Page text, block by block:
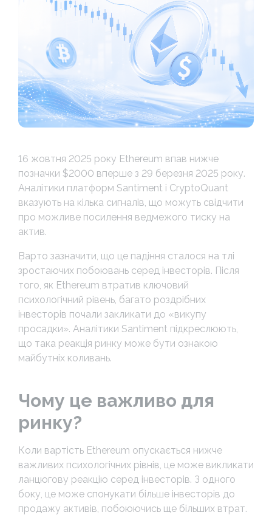
16 жовтня 2025 року Ethereum впав нижче
позначки $2000 вперше з 29 березня 2025 року.
Аналітики платформ Santiment і CryptoQuant
вказують на кілька сигналів, що можуть свідчити
про можливе посилення ведмежого тиску на
актив.
Варто зазначити, що це падіння сталося на тлі
зростаючих побоювань серед інвесторів. Після
того, як Ethereum втратив ключовий
психологічний рівень, багато роздрібних
інвесторів почали закликати до «викупу
просадки». Аналітики Santiment підкреслюють,
що така реакція ринку може бути ознакою
майбутніх коливань.
Чому це важливо для
ринку?
Коли вартість Ethereum опускається нижче
важливих психологічних рівнів, це може викликати
ланцюгову реакцію серед інвесторів. З одного
боку, це може спонукати більше інвесторів до
продажу активів, побоюючись ще більших втрат.